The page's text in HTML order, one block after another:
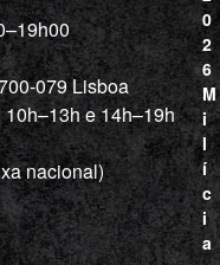
079 Lisboa
e 14h–19h
nacional)
0
2
6
M
i
l
í
c
i
a